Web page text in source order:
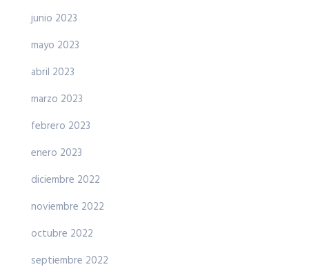
junio 2023
mayo 2023
abril 2023
marzo 2023
febrero 2023
enero 2023
diciembre 2022
noviembre 2022
octubre 2022
septiembre 2022